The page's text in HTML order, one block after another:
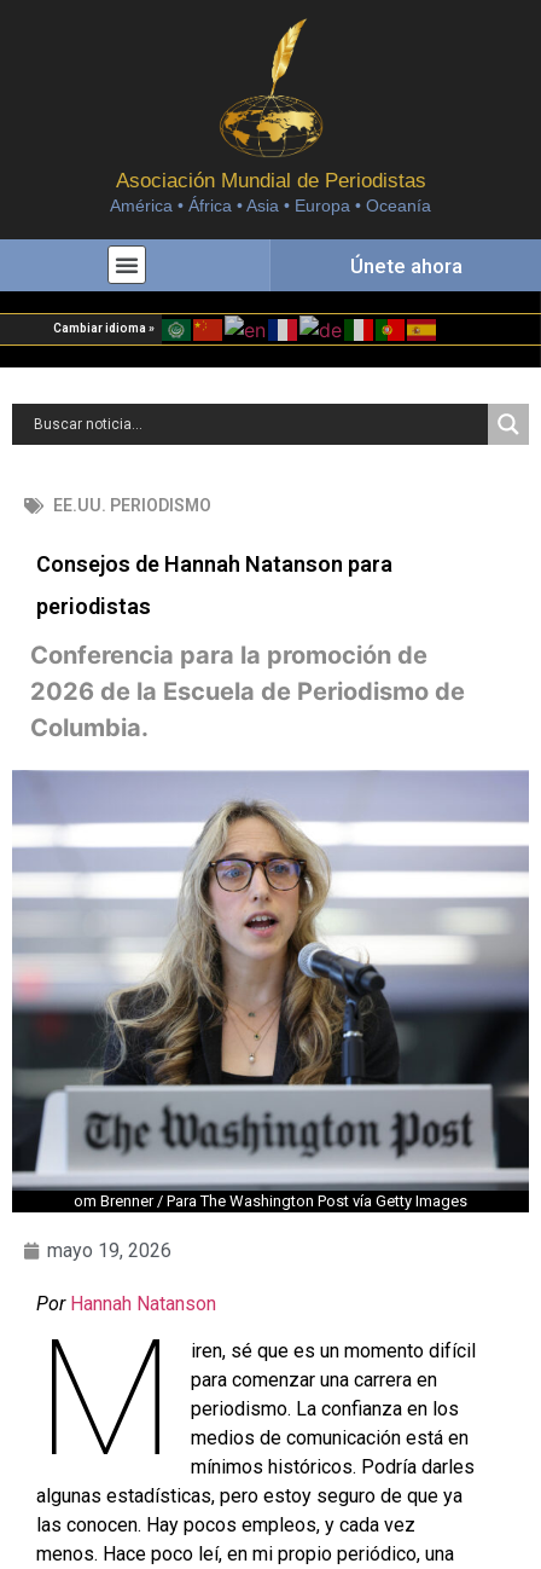
Asociación Mundial de Periodistas
América • África • Asia • Europa • Oceanía
Únete ahora
Cambiar idioma »
EE.UU. PERIODISMO
Consejos de Hannah Natanson para
periodistas
Conferencia para la promoción de
2026 de la Escuela de Periodismo de
Columbia.
om Brenner / Para The Washington Post vía Getty Images
mayo 19, 2026
Por Hannah Natanson
M
iren, sé que es un momento difícil
para comenzar una carrera en
periodismo. La confianza en los
medios de comunicación está en
mínimos históricos. Podría darles
algunas estadísticas, pero estoy seguro de que ya
las conocen. Hay pocos empleos, y cada vez
menos. Hace poco leí, en mi propio periódico, una